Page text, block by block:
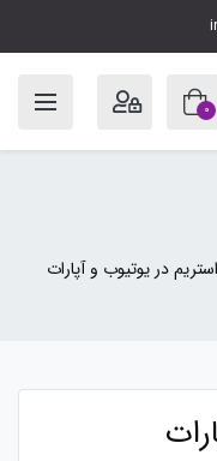
0
استریم در یوتیوب و آپارات